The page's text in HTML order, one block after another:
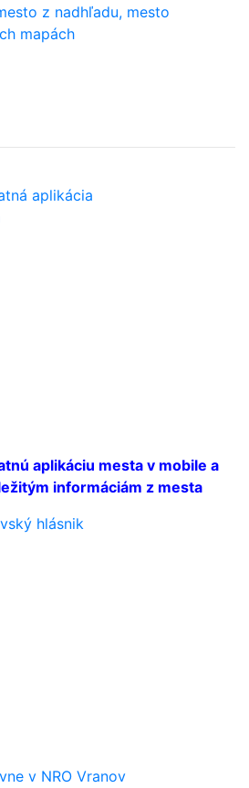
z nadhľadu, mesto
mapách
aplikácia
aplikáciu mesta v mobile a
informáciám z mesta
hlásnik
v NRO Vranov